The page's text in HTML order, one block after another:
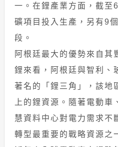
一。在鋰產業方面，截至
礦項目投入生產，另有9
段。
阿根廷最大的優勢來自其
鋰來看，阿根廷與智利、
著名的「鋰三角」，該地
上的鋰資源。隨著電動
慧資料中心對電力需求不
轉型最重要的戰略資源之